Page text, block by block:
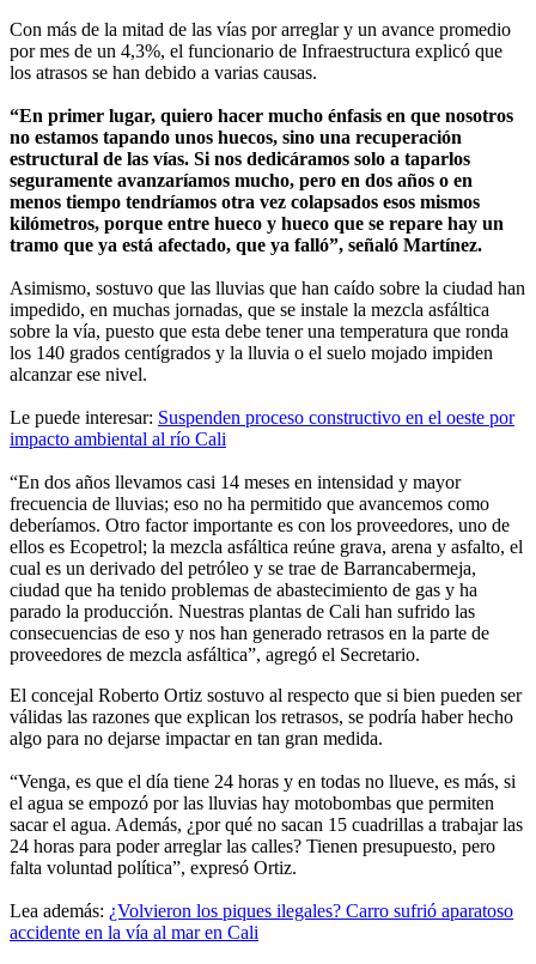
Con más de la mitad de las vías por arreglar y un avance promedio
por mes de un 4,3%, el funcionario de Infraestructura explicó que
los atrasos se han debido a varias causas.
“En primer lugar, quiero hacer mucho énfasis en que nosotros
no estamos tapando unos huecos, sino una recuperación
estructural de las vías. Si nos dedicáramos solo a taparlos
seguramente avanzaríamos mucho, pero en dos años o en
menos tiempo tendríamos otra vez colapsados esos mismos
kilómetros, porque entre hueco y hueco que se repare hay un
tramo que ya está afectado, que ya falló”, señaló Martínez.
Asimismo, sostuvo que las lluvias que han caído sobre la ciudad han
impedido, en muchas jornadas, que se instale la mezcla asfáltica
sobre la vía, puesto que esta debe tener una temperatura que ronda
los 140 grados centígrados y la lluvia o el suelo mojado impiden
alcanzar ese nivel.
Le puede interesar: Suspenden proceso constructivo en el oeste por
impacto ambiental al río Cali
“En dos años llevamos casi 14 meses en intensidad y mayor
frecuencia de lluvias; eso no ha permitido que avancemos como
deberíamos. Otro factor importante es con los proveedores, uno de
ellos es Ecopetrol; la mezcla asfáltica reúne grava, arena y asfalto, el
cual es un derivado del petróleo y se trae de Barrancabermeja,
ciudad que ha tenido problemas de abastecimiento de gas y ha
parado la producción. Nuestras plantas de Cali han sufrido las
consecuencias de eso y nos han generado retrasos en la parte de
proveedores de mezcla asfáltica”, agregó el Secretario.
El concejal Roberto Ortiz sostuvo al respecto que si bien pueden ser
válidas las razones que explican los retrasos, se podría haber hecho
algo para no dejarse impactar en tan gran medida.
“Venga, es que el día tiene 24 horas y en todas no llueve, es más, si
el agua se empozó por las lluvias hay motobombas que permiten
sacar el agua. Además, ¿por qué no sacan 15 cuadrillas a trabajar las
24 horas para poder arreglar las calles? Tienen presupuesto, pero
falta voluntad política”, expresó Ortiz.
Lea además: ¿Volvieron los piques ilegales? Carro sufrió aparatoso
accidente en la vía al mar en Cali